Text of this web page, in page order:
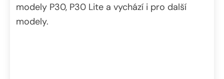
modely P30, P30 Lite a vychází i pro další
modely.